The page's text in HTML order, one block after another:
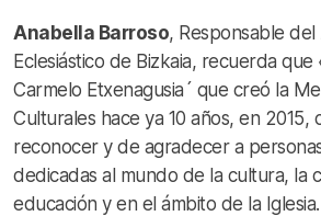
Anabella Barroso, Responsable
Eclesiástico de Bizkaia, recuerda que
Carmelo Etxenagusia´ que creó la
Culturales hace ya 10 años, en 2015,
reconocer y de agradecer a
dedicadas al mundo de la cultura, la
educación y en el ámbito de la